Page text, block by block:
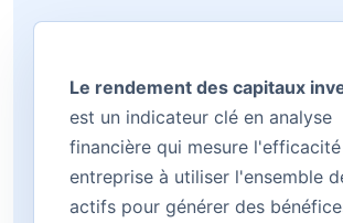
Le rendement des capitaux
est un indicateur clé en analyse
financière qui mesure
entreprise à utiliser l'ensemble
actifs pour générer des